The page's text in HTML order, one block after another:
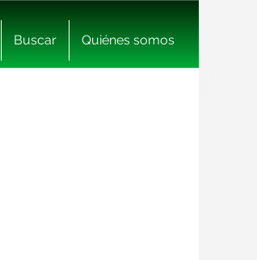
Buscar Quiénes somos